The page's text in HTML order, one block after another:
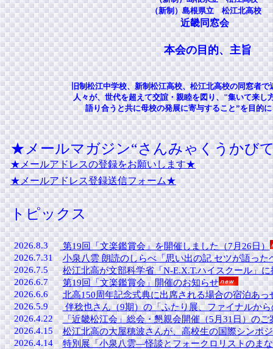
★メールマガジン“さんみゃくうかび
★メールアドレスの登録をお願いします★
★メールアドレス登録送信フォーム★
トピックス
2026.8.3
第19回「文楽鑑賞会」を開催しました（7月26日）
2026.7.31
小泉八雲 朗読のしらべ「思い出の記 セツが語った
2026.7.5
松江北高が文部科学省「N-E.X.T.ハイスクール」
2026.6.7
第19回「文楽鑑賞会」開催のお知らせ
2026.6.6
北高150周年記念式典に出席される場合の宿泊あっ
2026.5.9
伴稔也さん（9期）の「ふたり展、ファイナルか
2026.4.22
「近畿松江会」総会・懇親会開催（5月31日）のご
2026.4.15
松江北高の大屋穂波さんが、高校生の国際シンポ
2026.4.14
特別展「小泉八雲―怪談とフォークロリストのま
（新制）島根県立 松江北高校
近畿同窓会
本会の目的、主旨
旧制松江中学校、新制松江高校、松江北高校の同窓者で
人々が、世代を超えて交誼・親睦を図り、"集いて来し
語り合うと共に母校の発展に寄与すること”を目的